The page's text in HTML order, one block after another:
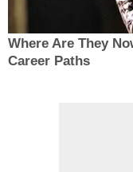
Where Are They
Career Paths